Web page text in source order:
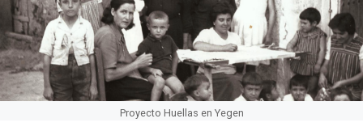
Proyecto Huellas en Yegen